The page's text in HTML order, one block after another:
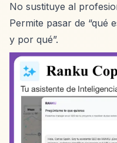
No sustituye al
Permite pasar de “qué
y por qué”.